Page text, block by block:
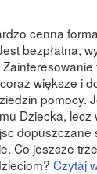
cenna
bezpłatna,
większe i
pomocy.
Dziecka, lecz
dopuszczane
Co jeszcze
Czytaj